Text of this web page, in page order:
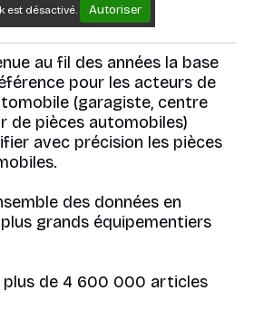
est désactivé. Autoriser
au fil des années la base
pour les acteurs de
(garagiste, centre
de pièces automobiles)
avec précision les pièces
des données en
grands équipementiers
plus de 4 600 000 articles